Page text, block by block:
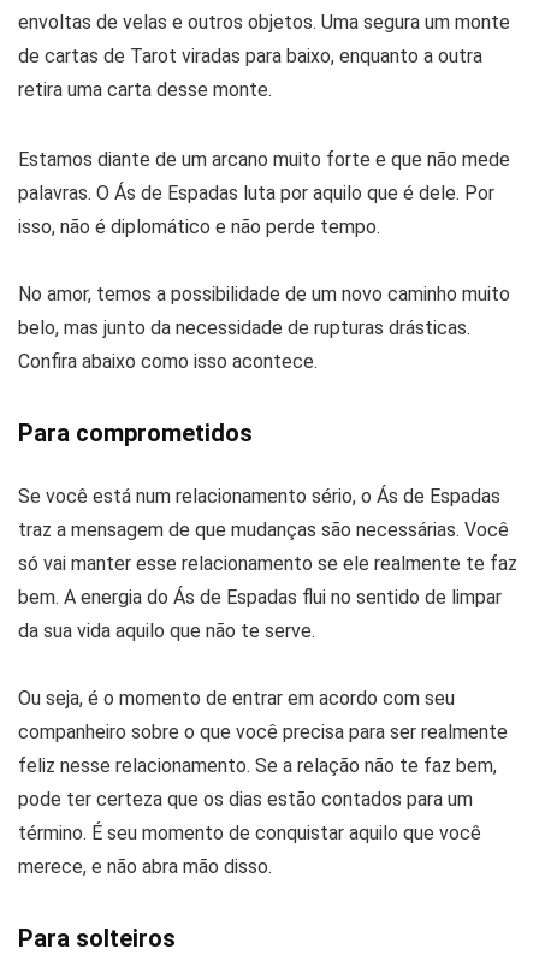
Estamos diante de um arcano muito forte e que não mede
palavras. O Ás de Espadas luta por aquilo que é dele. Por
isso, não é diplomático e não perde tempo.
No amor, temos a possibilidade de um novo caminho muito
belo, mas junto da necessidade de rupturas drásticas.
Confira abaixo como isso acontece.
Para comprometidos
Se você está num relacionamento sério, o Ás de Espadas
traz a mensagem de que mudanças são necessárias. Você
só vai manter esse relacionamento se ele realmente te faz
bem. A energia do Ás de Espadas flui no sentido de limpar
da sua vida aquilo que não te serve.
Ou seja, é o momento de entrar em acordo com seu
companheiro sobre o que você precisa para ser realmente
feliz nesse relacionamento. Se a relação não te faz bem,
pode ter certeza que os dias estão contados para um
término. É seu momento de conquistar aquilo que você
merece, e não abra mão disso.
Para solteiros